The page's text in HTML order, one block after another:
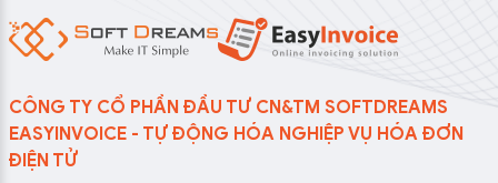
CÔNG TY CỔ PHẦN ĐẦU TƯ CN&TM SOFTDREAMS
EASYINVOICE - TỰ ĐỘNG HÓA NGHIỆP VỤ HÓA ĐƠN
ĐIỆN TỬ